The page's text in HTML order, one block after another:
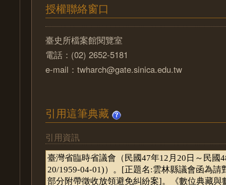
授權聯絡窗口
臺史所檔案館閱覽室
電話：(02) 2652-5181
e-mail：twharch@gate.sinica.edu.tw
引用這筆典藏
引用資訊